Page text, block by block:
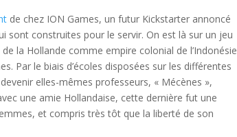
de chez ION Games, un futur Kickstarter annoncé
sont construites pour le servir. On est là sur un jeu
la Hollande comme empire colonial de l’Indonésie
Par le biais d’écoles disposées sur les différentes
elles-mêmes professeurs, « Mécènes »,
une amie Hollandaise, cette dernière fut une
et compris très tôt que la liberté de son